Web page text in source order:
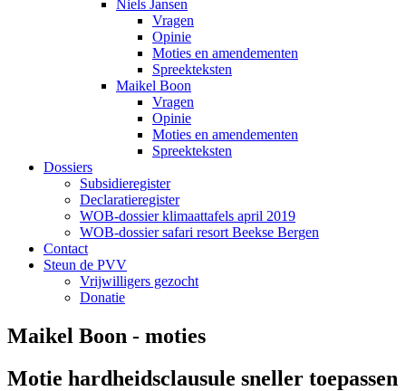
Niels Jansen
Vragen
Opinie
Moties en amendementen
Spreekteksten
Maikel Boon
Vragen
Opinie
Moties en amendementen
Spreekteksten
Dossiers
Subsidieregister
Declaratieregister
WOB-dossier klimaattafels april 2019
WOB-dossier safari resort Beekse Bergen
Contact
Steun de PVV
Vrijwilligers gezocht
Donatie
Maikel Boon - moties
Motie hardheidsclausule sneller toepassen